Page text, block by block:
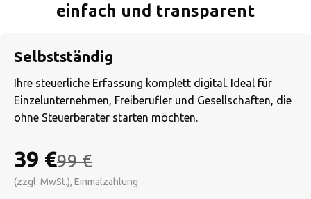
einfach und transparent
Selbstständig
Ihre steuerliche Erfassung komplett digital. Ideal für
Einzelunternehmen, Freiberufler und Gesellschaften, die
ohne Steuerberater starten möchten.
39 €99 €
(zzgl. MwSt.), Einmalzahlung